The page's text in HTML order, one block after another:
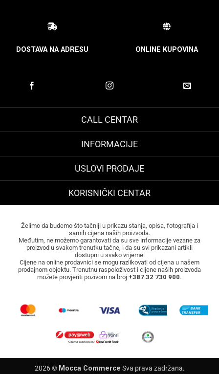
DOSTAVA NA ADRESU ONLINE KUPOVINA
CALL CENTAR
INFORMACIJE
USLOVI PRODAJE
KORISNIČKI CENTAR
Želimo da budemo što tačniji u prikazu stanja, opisa, fotografija i
samih cijena naših proizvoda.
Međutim, ne možemo garantovati da su sve informacije vezane za
proizvod u svakom trenutku tačne, i da su svi prikazani artikli
dostupni u svako vrijeme.
Cijene na online prodavnici se mogu razlikovati od cijena u našem
prodajnom objektu. Trenutnu raspoloživost i cijene naših proizvoda
možete provjeriti pozivom na broj +387 32 730 900.
2026 © Mocca Commerce Sva prava zadržana.